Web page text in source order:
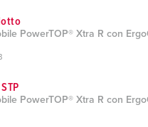
PowerTOP® Xtra R con
PowerTOP® Xtra R con